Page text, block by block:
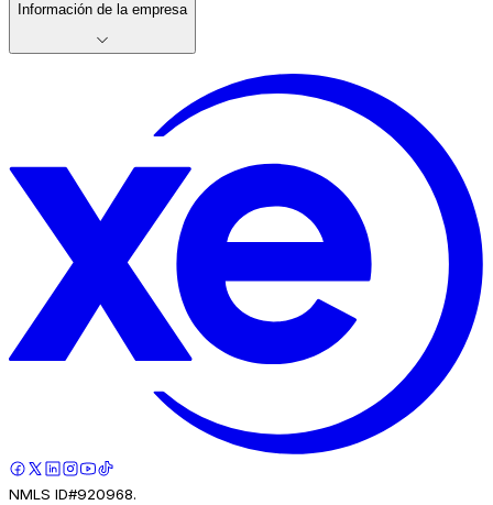
Información de la empresa
NMLS ID#920968.